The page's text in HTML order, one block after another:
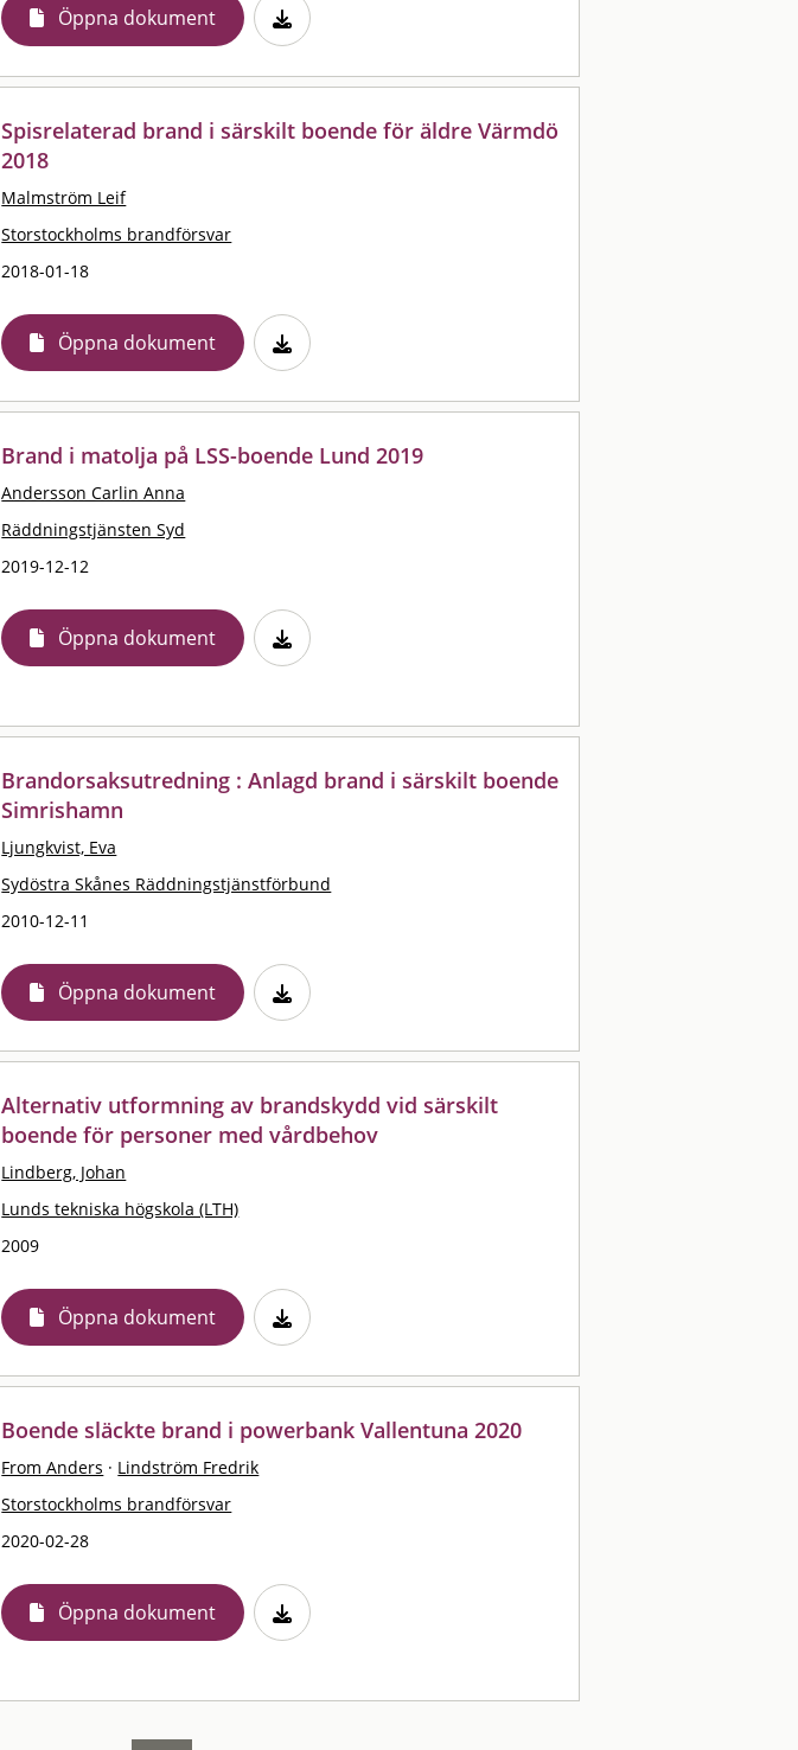
Öppna dokument
Spisrelaterad brand i särskilt boende för äldre Värmdö
2018
Malmström Leif
Storstockholms brandförsvar
2018-01-18
Öppna dokument
Brand i matolja på LSS-boende Lund 2019
Andersson Carlin Anna
Räddningstjänsten Syd
2019-12-12
Öppna dokument
Brandorsaksutredning : Anlagd brand i särskilt boende
Simrishamn
Ljungkvist, Eva
Sydöstra Skånes Räddningstjänstförbund
2010-12-11
Öppna dokument
Alternativ utformning av brandskydd vid särskilt
boende för personer med vårdbehov
Lindberg, Johan
Lunds tekniska högskola (LTH)
2009
Öppna dokument
Boende släckte brand i powerbank Vallentuna 2020
From Anders · Lindström Fredrik
Storstockholms brandförsvar
2020-02-28
Öppna dokument